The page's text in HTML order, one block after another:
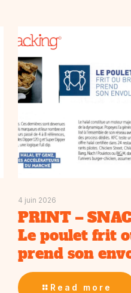
4 juin 2026
PRINT –
Le poulet frit
prend son
Read more